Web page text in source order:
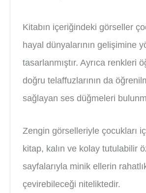
Kitabın içeriğindeki görseller
hayal dünyalarının gelişimine
tasarlanmıştır. Ayrıca renkleri
doğru telaffuzlarının da
sağlayan ses düğmeleri
Zengin görselleriyle çocukları
kitap, kalın ve kolay tutulabilir
sayfalarıyla minik ellerin
çevirebileceği niteliktedir.